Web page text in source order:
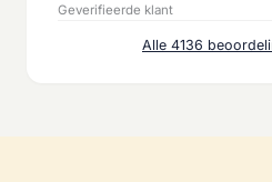
Geverifieerde klant
Alle 4136